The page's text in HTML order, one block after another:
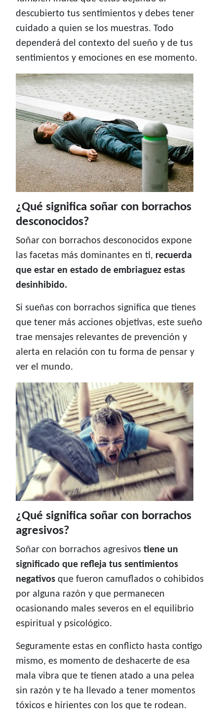
descubierto tus sentimientos y debes tener
cuidado a quien se los muestras. Todo
dependerá del contexto del sueño y de tus
sentimientos y emociones en ese momento.
¿Qué significa soñar con borrachos
desconocidos?
Soñar con borrachos desconocidos expone
las facetas más dominantes en ti, recuerda
que estar en estado de embriaguez estas
desinhibido.
Si sueñas con borrachos significa que tienes
que tener más acciones objetivas, este sueño
trae mensajes relevantes de prevención y
alerta en relación con tu forma de pensar y
ver el mundo.
¿Qué significa soñar con borrachos
agresivos?
Soñar con borrachos agresivos tiene un
significado que refleja tus sentimientos
negativos que fueron camuflados o cohibidos
por alguna razón y que permanecen
ocasionando males severos en el equilibrio
espiritual y psicológico.
Seguramente estas en conflicto hasta contigo
mismo, es momento de deshacerte de esa
mala vibra que te tienen atado a una pelea
sin razón y te ha llevado a tener momentos
tóxicos e hirientes con los que te rodean.